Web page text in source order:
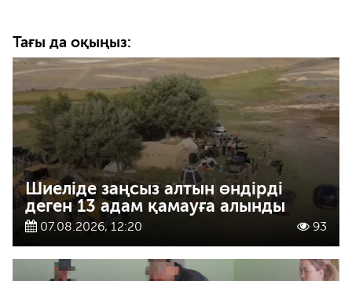
Тағы да оқыңыз:
Шиеліде заңсыз алтын өндірді
деген 13 адам қамауға алынды
07.08.2026, 12:20 93